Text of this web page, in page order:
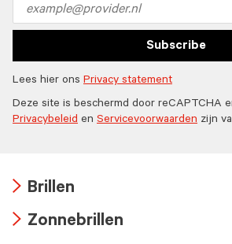
address
Subscribe
Lees hier ons Privacy statement
Deze site is beschermd door reCAPTCHA
Privacybeleid en Servicevoorwaarden zijn
icon
Brillen
Zonnebrillen